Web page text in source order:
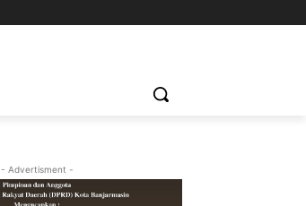
- Advertisment -